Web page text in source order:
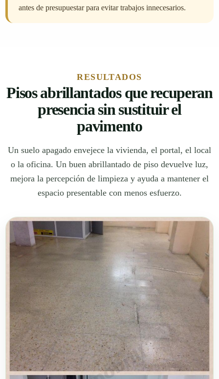
antes de presupuestar para evitar trabajos innecesarios.
RESULTADOS
Pisos abrillantados que recuperan
presencia sin sustituir el
pavimento
Un suelo apagado envejece la vivienda, el portal, el local
o la oficina. Un buen abrillantado de piso devuelve luz,
mejora la percepción de limpieza y ayuda a mantener el
espacio presentable con menos esfuerzo.